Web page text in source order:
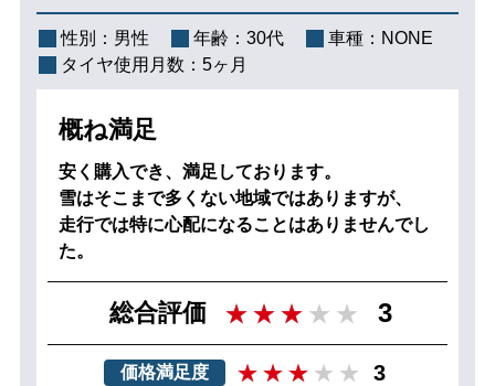
性別： 男性 年齢： 30代 車種： NONE
タイヤ使用月数： 5ヶ月
概ね満足
安く購入でき、満足しております。
雪はそこまで多くない地域ではありますが、
走行では特に心配になることはありませんでし
た。
総合評価 3
価格満足度 3